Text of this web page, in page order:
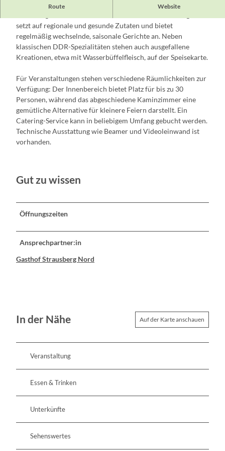
Route Website
Der historische Bahnhof wurde in ein Café, Restaurant und
setzt auf regionale und gesunde Zutaten und bietet
regelmäßig wechselnde, saisonale Gerichte an. Neben
klassischen DDR-Spezialitäten stehen auch ausgefallene
Kreationen, etwa mit Wasserbüffelfleisch, auf der Speisekarte.
Für Veranstaltungen stehen verschiedene Räumlichkeiten zur
Verfügung: Der Innenbereich bietet Platz für bis zu 30
Personen, während das abgeschiedene Kaminzimmer eine
gemütliche Alternative für kleinere Feiern darstellt. Ein
Catering-Service kann in beliebigem Umfang gebucht werden.
Technische Ausstattung wie Beamer und Videoleinwand ist
vorhanden.
Gut zu wissen
Öffnungszeiten
Ansprechpartner:in
Gasthof Strausberg Nord
In der Nähe Auf der Karte anschauen
Veranstaltung
Essen & Trinken
Unterkünfte
Sehenswertes